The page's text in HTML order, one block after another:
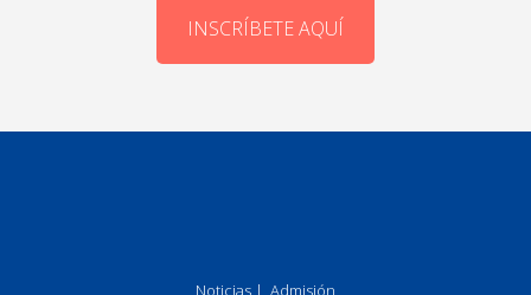
INSCRÍBETE AQUÍ
Noticias | Admisión